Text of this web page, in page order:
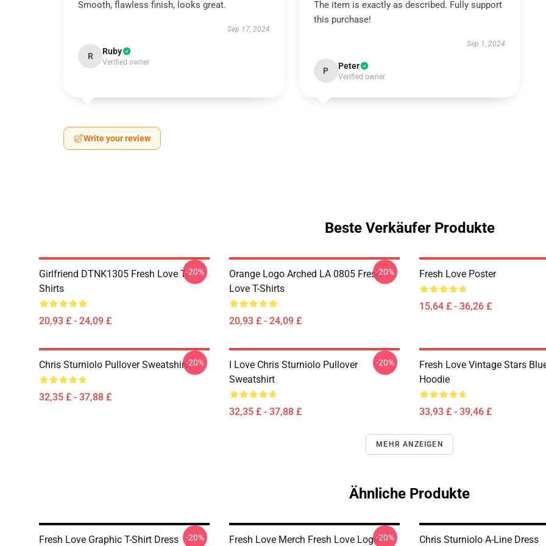
Smooth, flawless finish, looks great.
Sep 17, 2024
R Ruby
Verified owner
The item is exactly as described. Fully support
this purchase!
Sep 1, 2024
P Peter
Verified owner
Write your review
Beste Verkäufer Produkte
Girlfriend DTNK1305 Fresh Love T-
Shirts
20,93 £ - 24,09 £
-20%
Orange Logo Arched LA 0805 Fresh
Love T-Shirts
20,93 £ - 24,09 £
-20% Fresh Love Poster
15,64 £ - 36,26 £
Chris Sturniolo Pullover Sweatshirt
32,35 £ - 37,88 £
-20%
I Love Chris Sturniolo Pullover
Sweatshirt
32,35 £ - 37,88 £
-20%
Fresh Love Vintage Stars
Hoodie
33,93 £ - 39,46 £
MEHR ANZEIGEN
Ähnliche Produkte
Fresh Love Graphic T-Shirt Dress -20%
Fresh Love Merch Fresh Love Logo-20% Chris Sturniolo A-Line Dress